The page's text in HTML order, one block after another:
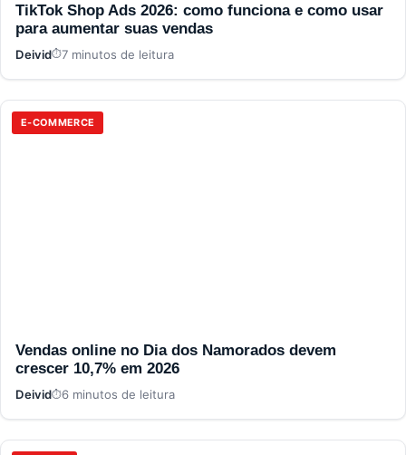
TikTok Shop Ads 2026: como funciona e como usar
para aumentar suas vendas
Deivid 7 minutos de leitura
E-COMMERCE
Vendas online no Dia dos Namorados devem
crescer 10,7% em 2026
Deivid 6 minutos de leitura